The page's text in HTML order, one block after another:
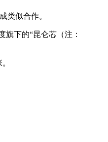
类似合作。
下的“昆仑芯（注：